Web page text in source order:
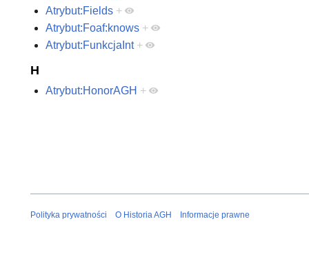
Atrybut:Fields +
Atrybut:Foaf:knows +
Atrybut:FunkcjaInt +
H
Atrybut:HonorAGH +
Polityka prywatności O Historia AGH Informacje prawne